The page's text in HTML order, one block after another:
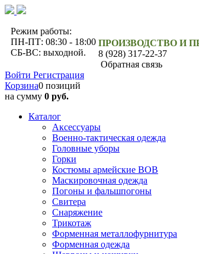
Режим работы:
ПН-ПТ: 08:30 - 18:00
СБ-ВС: выходной.
ПРОИЗВОДСТВО И
8 (928) 317-22-37
Обратная связь
Войти Регистрация
Корзина0 позиций
на сумму 0 руб.
Каталог
Аксессуары
Военно-тактическая одежда
Головные уборы
Горки
Костюмы армейские ВОВ
Маскировочная одежда
Погоны и фальшпогоны
Свитера
Снаряжение
Трикотаж
Форменная металлофурнитура
Форменная одежда